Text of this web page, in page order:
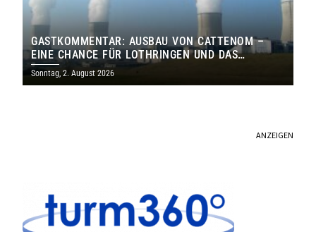
GASTKOMMENTAR: AUSBAU VON CATTENOM –
EINE CHANCE FÜR LOTHRINGEN UND DAS
SAARLAND
Sonntag, 2. August 2026
ANZEIGEN